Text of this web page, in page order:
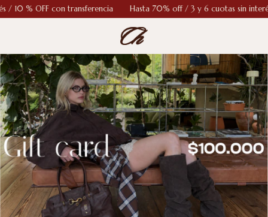
con transferencia Hasta 70% off / 3 y 6 cuotas sin interés / 10 %